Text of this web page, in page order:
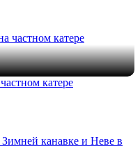
катере
канавке и Неве в